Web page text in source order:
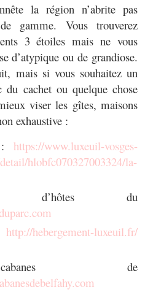
la région n’abrite pas
gamme. Vous trouverez
3 étoiles mais ne vous
d’atypique ou de grandiose.
mais si vous souhaitez un
du cachet ou quelque chose
viser les gîtes, maisons
exhaustive :
https://www.luxeuil-vosges-
detail/hlobfc070327003324/la-
d’hôtes du
http://hebergement-luxeuil.fr/
de
com